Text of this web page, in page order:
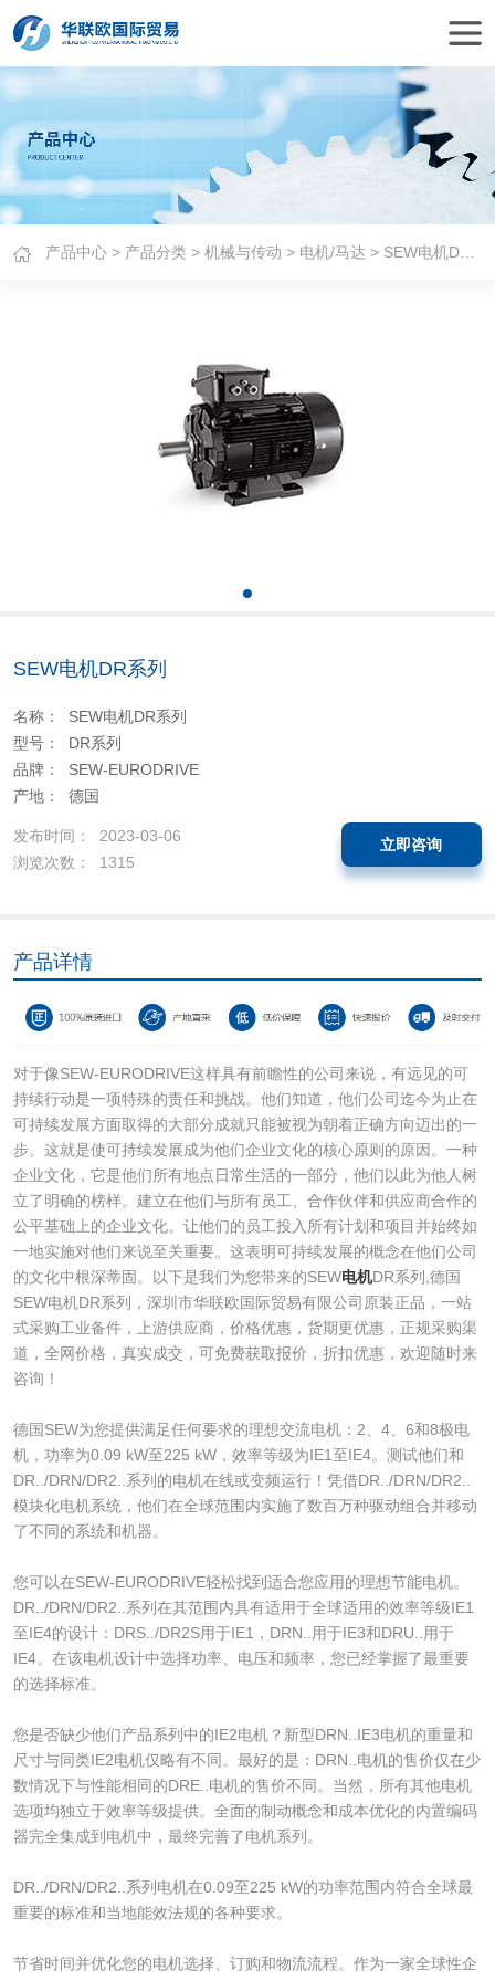
产品中心 > 产品分类 >机械与传动 > 电机/马达 > SEW电机DR系列
SEW电机DR系列
名称： SEW电机DR系列
型号： DR系列
品牌： SEW-EURODRIVE
产地： 德国
发布时间： 2023-03-06
浏览次数： 1315
立即咨询
产品详情
对于像SEW-EURODRIVE这样具有前瞻性的公司来说，有远见的可
持续行动是一项特殊的责任和挑战。他们知道，他们公司迄今为止在
可持续发展方面取得的大部分成就只能被视为朝着正确方向迈出的一
步。这就是使可持续发展成为他们企业文化的核心原则的原因。一种
企业文化，它是他们所有地点日常生活的一部分，他们以此为他人树
立了明确的榜样。建立在他们与所有员工、合作伙伴和供应商合作的
公平基础上的企业文化。让他们的员工投入所有计划和项目并始终如
一地实施对他们来说至关重要。这表明可持续发展的概念在他们公司
的文化中根深蒂固。以下是我们为您带来的SEW电机DR系列,德国
SEW电机DR系列，深圳市华联欧国际贸易有限公司原装正品，一站
式采购工业备件，上游供应商，价格优惠，货期更优惠，正规采购渠
道，全网价格，真实成交，可免费获取报价，折扣优惠，欢迎随时来
咨询！
德国SEW为您提供满足任何要求的理想交流电机：2、4、6和8极电
机，功率为0.09 kW至225 kW，效率等级为IE1至IE4。测试他们和
DR../DRN/DR2..系列的电机在线或变频运行！凭借DR../DRN/DR2..
模块化电机系统，他们在全球范围内实施了数百万种驱动组合并移动
了不同的系统和机器。
您可以在SEW-EURODRIVE轻松找到适合您应用的理想节能电机。
DR../DRN/DR2..系列在其范围内具有适用于全球适用的效率等级IE1
至IE4的设计：DRS../DR2S用于IE1，DRN..用于IE3和DRU..用于
IE4。在该电机设计中选择功率、电压和频率，您已经掌握了最重要
的选择标准。
您是否缺少他们产品系列中的IE2电机？新型DRN..IE3电机的重量和
尺寸与同类IE2电机仅略有不同。最好的是：DRN..电机的售价仅在少
数情况下与性能相同的DRE..电机的售价不同。当然，所有其他电机
选项均独立于效率等级提供。全面的制动概念和成本优化的内置编码
器完全集成到电机中，最终完善了电机系列。
DR../DRN/DR2..系列电机在0.09至225 kW的功率范围内符合全球最
重要的标准和当地能效法规的各种要求。
节省时间并优化您的电机选择、订购和物流流程。作为一家全球性企